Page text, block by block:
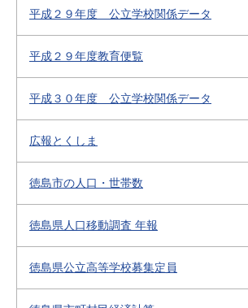
平成２９年度 公立学校関係データ
平成２９年度教育便覧
平成３０年度 公立学校関係データ
広報とくしま
徳島市の人口・世帯数
徳島県人口移動調査 年報
徳島県公立高等学校募集定員